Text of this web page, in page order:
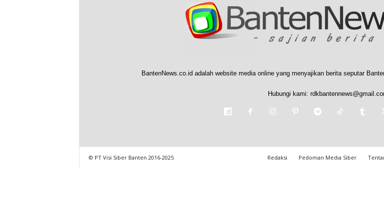
BantenNews.co.id adalah website media online yang menyajikan berita seputar
Hubungi kami:
Redaksi Pedoman Media Siber
© PT Visi Siber Banten 2016-2025